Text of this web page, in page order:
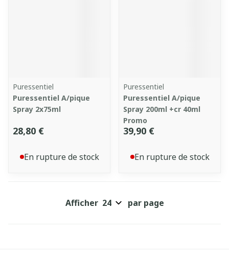
Puressentiel
Puressentiel A/pique
Spray 2x75ml
28,80 €
En rupture de stock
Puressentiel
Puressentiel A/pique
Spray 200ml +cr 40ml
Promo
39,90 €
En rupture de stock
Afficher par page